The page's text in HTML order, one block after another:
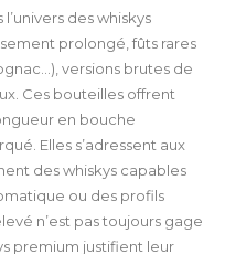
des whiskys
prolongé, fûts rares
versions brutes de
Ces bouteilles offrent
en bouche
Elles s’adressent aux
des whiskys capables
ou des profils
n’est pas toujours gage
premium justifient leur